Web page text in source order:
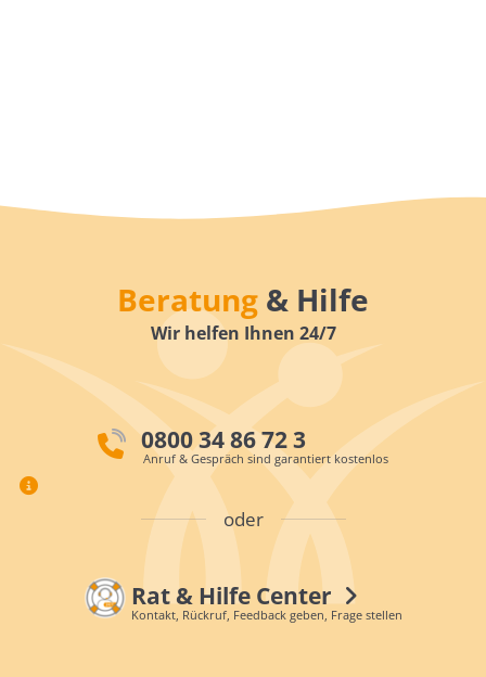
Beratung & Hilfe
Wir helfen Ihnen 24/7
0800 34 86 72 3
Anruf & Gespräch sind garantiert kostenlos
oder
Rat & Hilfe Center
Kontakt, Rückruf, Feedback geben, Frage stellen